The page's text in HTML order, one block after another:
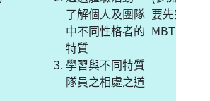
了解個人及團隊
中不同性格者的
特質
學習與不同特質
隊員之相處之道
要先完成
MBTI test)